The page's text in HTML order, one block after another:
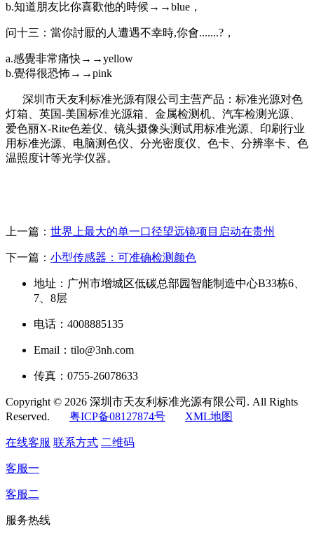
b.知道朋友比你喜歡他的時候→→blue，
问十三：當你討厭的人遭遇不幸時,你會.......?，
a.感覺非常痛快→→yellow
b.覺得很恐怖→→pink
深圳市天友利标准光源有限公司主营产品：标准光源对色
灯箱、英国-美国标准光源箱、金属检测机、汽车检测光源、
爱色丽X-Rite色差仪、镜头摄像头测试用标准光源、印刷行业
用标准光源、电脑测色仪、分光密度仪、色卡、分辨率卡、色
温照度计等光学仪器。
上一篇： 世界上最大的单一口径望远镜项目启动在贵州
下一篇： 小型传感器：可准确检测颜色
地址：广州市增城区低碳总部园智能制造中心B33栋6、
7、8层
电话：4008885135
Email：tilo@3nh.com
传真：0755-26078633
Copyright © 2026 深圳市天友利标准光源有限公司. All Rights
Reserved. 粤ICP备08127874号 XML地图
在线客服 联系方式 二维码
客服一
客服二
服务热线